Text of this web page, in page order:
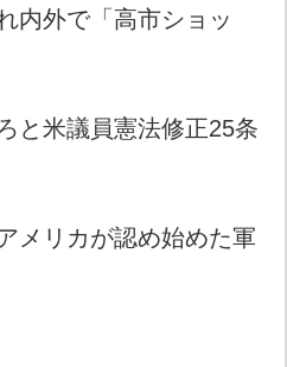
内外で「高市ショッ
と米議員憲法修正25条
メリカが認め始めた軍